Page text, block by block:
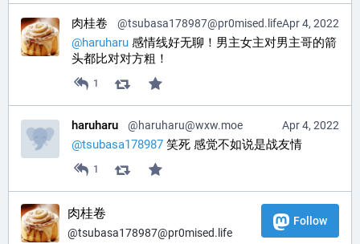
Apr 4, 2022
肉桂卷 @tsubasa178987@pr0mised.life
@haruharu 感情线好无聊！男主女主对男主哥的箭
头都比对对方粗！
1
Apr 4, 2022
haruharu @haruharu@wxw.moe
@tsubasa178987 笑死 感觉不如说是战友情
1
肉桂卷
@tsubasa178987@pr0mised.life
Follow